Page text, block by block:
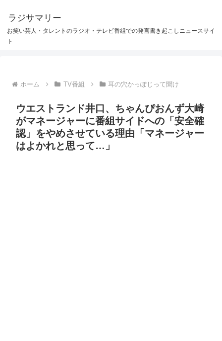
ラジサマリー
お笑い芸人・タレントのラジオ・テレビ番組での発言書き起こしニュースサイ
ト
ホーム TV番組 耳の穴かっぽじって聞け
ウエストランド井口、ちゃんぴおんず大崎
がマネージャーに番組サイドへの「安全確
認」をやめさせている理由「マネージャー
はよかれと思って…」